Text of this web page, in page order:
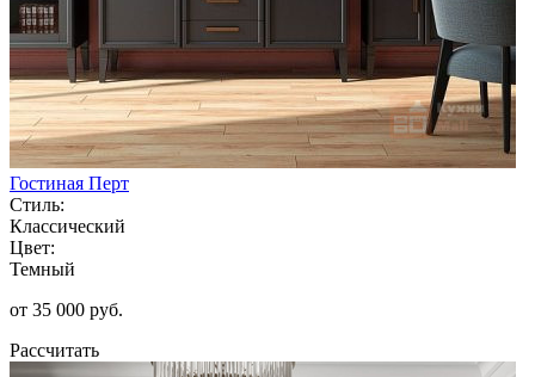
Гостиная Перт
Стиль:
Классический
Цвет:
Темный
от 35 000 руб.
Рассчитать